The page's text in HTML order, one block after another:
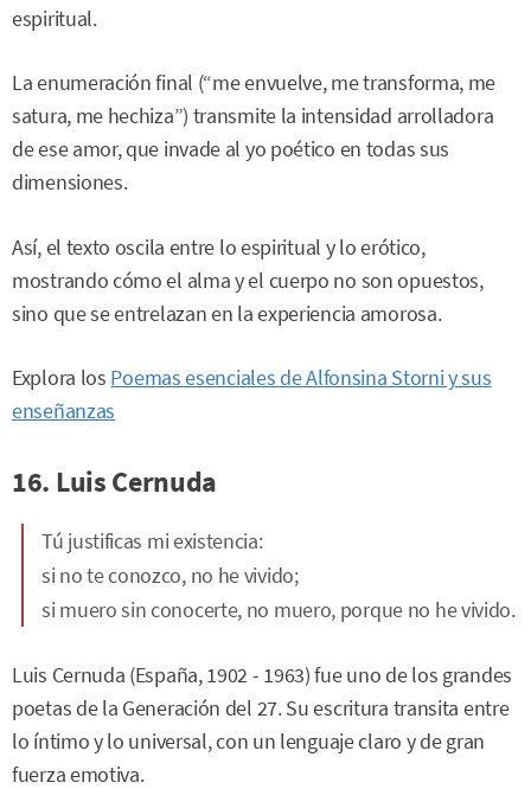
espiritual.
La enumeración final (“me envuelve, me transforma, me
satura, me hechiza”) transmite la intensidad arrolladora
de ese amor, que invade al yo poético en todas sus
dimensiones.
Así, el texto oscila entre lo espiritual y lo erótico,
mostrando cómo el alma y el cuerpo no son opuestos,
sino que se entrelazan en la experiencia amorosa.
Explora los Poemas esenciales de Alfonsina Storni y sus
enseñanzas
16. Luis Cernuda
Tú justificas mi existencia:
si no te conozco, no he vivido;
si muero sin conocerte, no muero, porque no he vivido.
Luis Cernuda (España, 1902 - 1963) fue uno de los grandes
poetas de la Generación del 27. Su escritura transita entre
lo íntimo y lo universal, con un lenguaje claro y de gran
fuerza emotiva.